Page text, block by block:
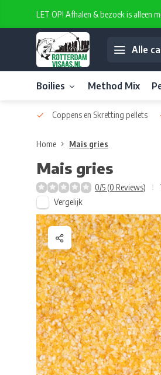
LET OP! Afhalen & bezoek is alleen
Alle
Boilies Method Mix
Coppens en Skretting pellets
Home Mais gries
Mais gries
0/5 (0 Reviews)
Vergelijk